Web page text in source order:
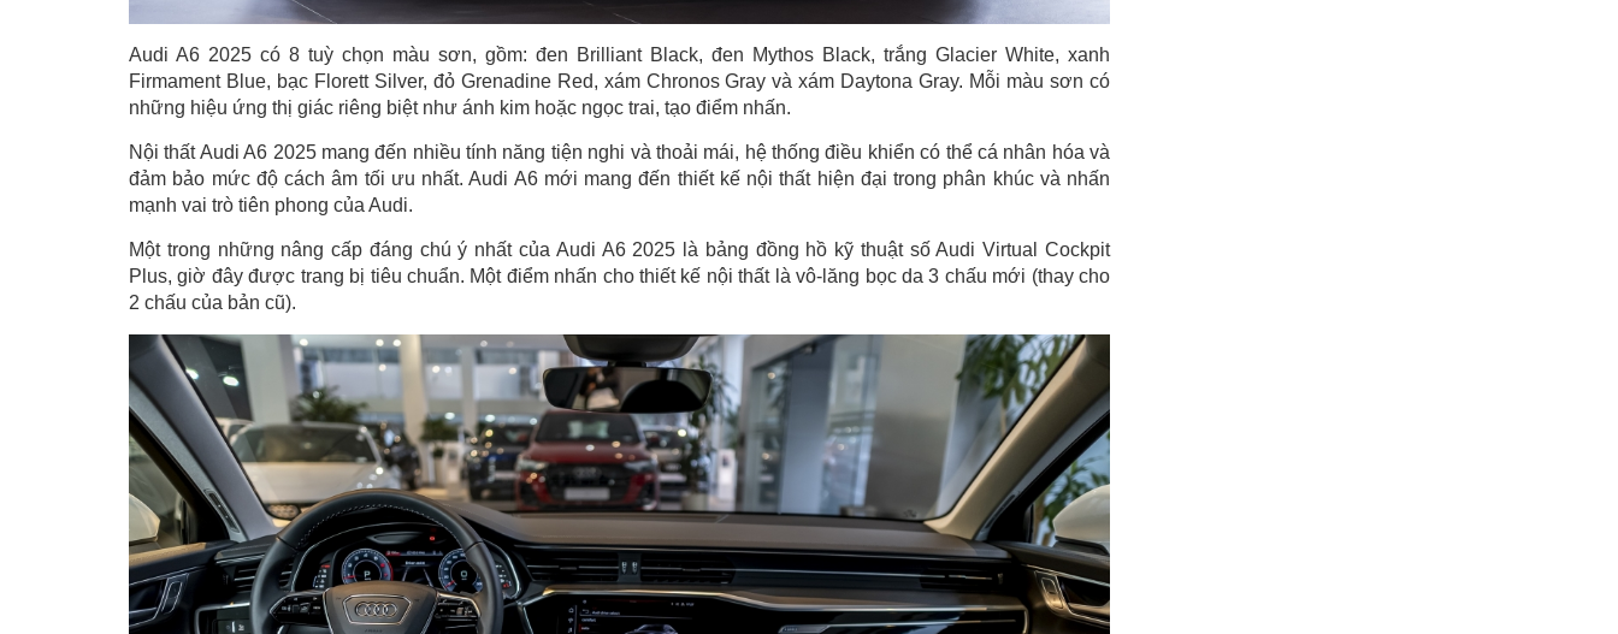
Audi A6 2025 có 8 tuỳ chọn màu sơn, gồm: đen Brilliant Black, đen Mythos Black, trắng Glacier White, xanh
Firmament Blue, bạc Florett Silver, đỏ Grenadine Red, xám Chronos Gray và xám Daytona Gray. Mỗi màu sơn có
những hiệu ứng thị giác riêng biệt như ánh kim hoặc ngọc trai, tạo điểm nhấn.
Nội thất Audi A6 2025 mang đến nhiều tính năng tiện nghi và thoải mái, hệ thống điều khiển có thể cá nhân hóa và
đảm bảo mức độ cách âm tối ưu nhất. Audi A6 mới mang đến thiết kế nội thất hiện đại trong phân khúc và nhấn
mạnh vai trò tiên phong của Audi.
Một trong những nâng cấp đáng chú ý nhất của Audi A6 2025 là bảng đồng hồ kỹ thuật số Audi Virtual Cockpit
Plus, giờ đây được trang bị tiêu chuẩn. Một điểm nhấn cho thiết kế nội thất là vô-lăng bọc da 3 chấu mới (thay cho
2 chấu của bản cũ).